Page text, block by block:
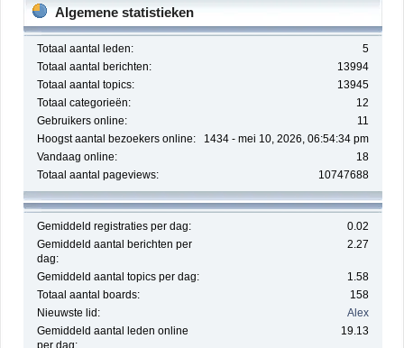
Algemene statistieken
Totaal aantal leden:
5
Totaal aantal berichten:
13994
Totaal aantal topics:
13945
Totaal categorieën:
12
Gebruikers online:
11
Hoogst aantal bezoekers online:
1434 - mei 10, 2026, 06:54:34 pm
Vandaag online:
18
Totaal aantal pageviews:
10747688
Gemiddeld registraties per dag:
0.02
Gemiddeld aantal berichten per
dag:
2.27
Gemiddeld aantal topics per dag:
1.58
Totaal aantal boards:
158
Nieuwste lid:
Alex
Gemiddeld aantal leden online
per dag:
19.13